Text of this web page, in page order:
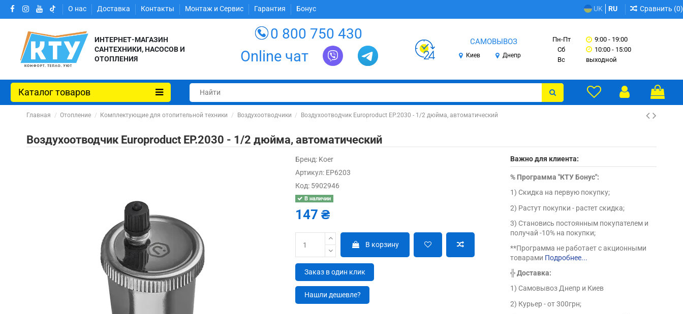
О нас Доставка Контакты Монтаж и Сервис Гарантия Бонус UK RU Сравнить (0)
ИНТЕРНЕТ-МАГАЗИН
САНТЕХНИКИ, НАСОСОВ И
ОТОПЛЕНИЯ
0 800 750 430
Online чат
САМОВЫВОЗ
Киев Днепр
Пн-Пт
Сб
Вс
9:00 - 19:00
10:00 - 15:00
выходной
Каталог товаров
Главная Отопление Комплектующие для отопительной техники Воздухоотводчики Воздухоотводчик Europroduct EP.2030 - 1/2 дюйма, автоматический
Воздухоотводчик Europroduct EP.2030 - 1/2 дюйма, автоматический
Бренд: Koer
Артикул: EP6203
Код: 5902946
В наличии
147 ₴
В корзину
Заказ в один клик
Нашли дешевле?
Важно для клиента:
% Программа "КТУ Бонус":
1) Скидка на первую покупку;
2) Растут покупки - растет скидка;
3) Становись постоянным покупателем и
получай -10% на покупки;
**Программа не работает с акционными
товарами Подробнее...
╬Доставка:
1) Самовывоз Днепр и Киев
2) Курьер - от 300грн;